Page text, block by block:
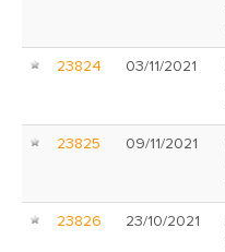
23824 03/11/2021
23825 09/11/2021
23826 23/10/2021